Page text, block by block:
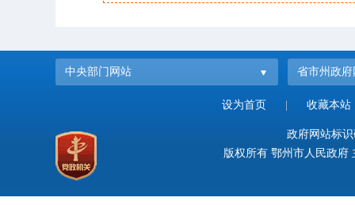
中央部门网站 省市州政府
设为首页 收藏本站
政府网站标
版权所有 鄂州市人民政府